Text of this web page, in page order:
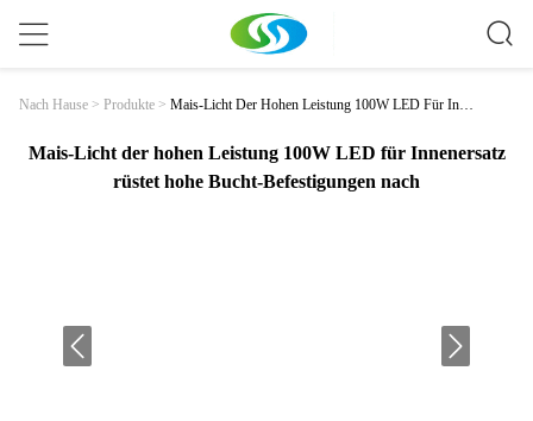
Nach Hause > Produkte > Mais-Licht Der Hohen Leistung 100W LED Für Inne
Mais-Licht der hohen Leistung 100W LED für Innenersatz
rüstet hohe Bucht-Befestigungen nach